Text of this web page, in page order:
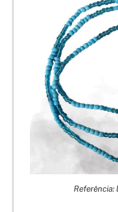
Referência: